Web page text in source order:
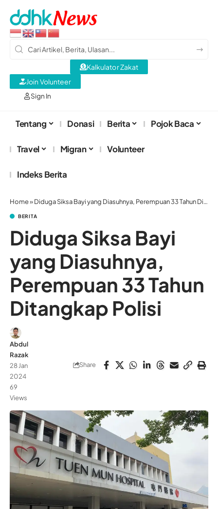
Sign In
Kalkulator Zakat
Join Volunteer
Tentang Donasi Berita Pojok Baca
Travel Migran Volunteer
Indeks Berita
Home»Diduga Siksa Bayi yang Diasuhnya, Perempuan 33 Tahun Ditangkap Polisi
BERITA
Diduga Siksa Bayi
yang Diasuhnya,
Perempuan 33 Tahun
Ditangkap Polisi
Abdul
Razak
28 Jan
2024
69
Views
Share